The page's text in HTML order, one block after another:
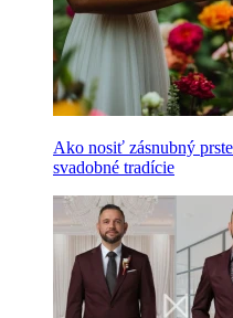
Ako nosiť zásnubný
svadobné tradície